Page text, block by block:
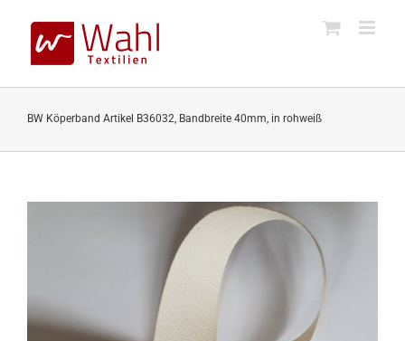
content
BW Köperband Artikel B36032, Bandbreite 40mm, in rohweiß